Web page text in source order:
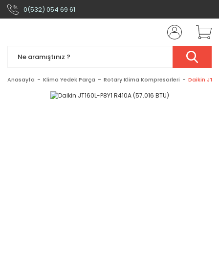
0(532) 054 69 61
Anasayfa Klima Yedek Parça Rotary Klima Kompresorleri Daikin